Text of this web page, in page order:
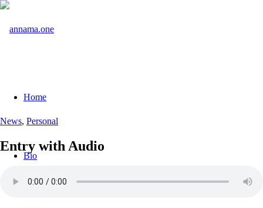
Home
Bio
News, Personal
Entry with Audio